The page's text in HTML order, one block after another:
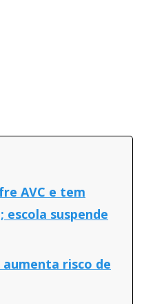
AVC e tem
escola suspende
aumenta risco de